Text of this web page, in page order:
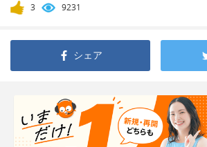
3 9231
シェア